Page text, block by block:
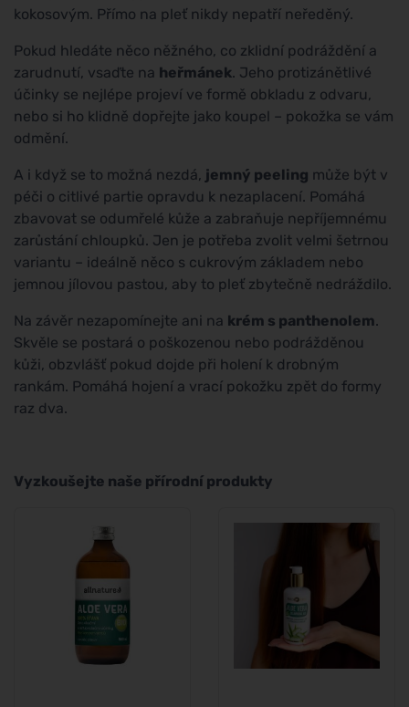
kokosovým. Přímo na pleť nikdy nepatří neředěný.
Pokud hledáte něco něžného, co zklidní podráždění a
zarudnutí, vsaďte na heřmánek. Jeho protizánětlivé
účinky se nejlépe projeví ve formě obkladu z odvaru,
nebo si ho klidně dopřejte jako koupel – pokožka se vám
odmění.
A i když se to možná nezdá, jemný peeling může být v
péči o citlivé partie opravdu k nezaplacení. Pomáhá
zbavovat se odumřelé kůže a zabraňuje nepříjemnému
zarůstání chloupků. Jen je potřeba zvolit velmi šetrnou
variantu – ideálně něco s cukrovým základem nebo
jemnou jílovou pastou, aby to pleť zbytečně nedráždilo.
Na závěr nezapomínejte ani na krém s panthenolem.
Skvěle se postará o poškozenou nebo podrážděnou
kůži, obzvlášť pokud dojde při holení k drobným
rankám. Pomáhá hojení a vrací pokožku zpět do formy
raz dva.
Vyzkoušejte naše přírodní produkty